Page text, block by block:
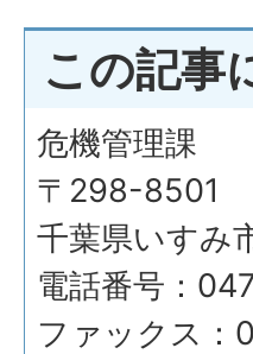
この記事
危機管理課
〒298-8501
千葉県いすみ
電話番号：
ファックス